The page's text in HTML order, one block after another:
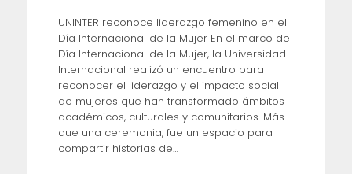
UNINTER reconoce liderazgo femenino en el
Día Internacional de la Mujer En el marco del
Día Internacional de la Mujer, la Universidad
Internacional realizó un encuentro para
reconocer el liderazgo y el impacto social
de mujeres que han transformado ámbitos
académicos, culturales y comunitarios. Más
que una ceremonia, fue un espacio para
compartir historias de…